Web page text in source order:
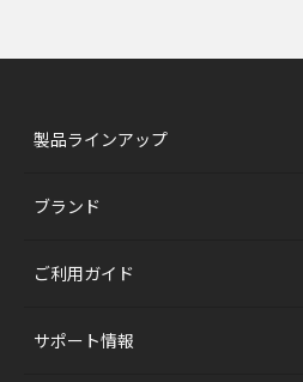
製品ラインアップ
ブランド
ご利用ガイド
サポート情報